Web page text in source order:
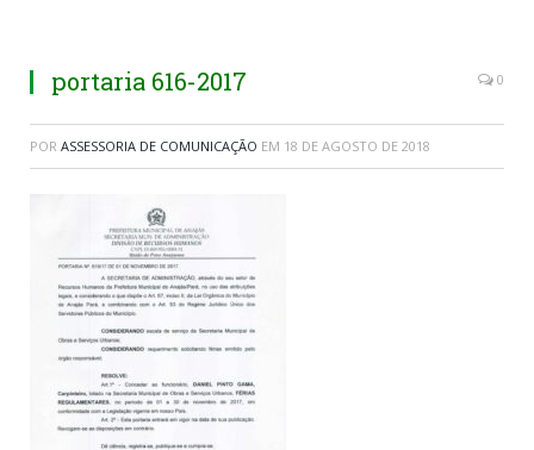
portaria 616-2017 0
POR ASSESSORIA DE COMUNICAÇÃO EM 18 DE AGOSTO DE 2018